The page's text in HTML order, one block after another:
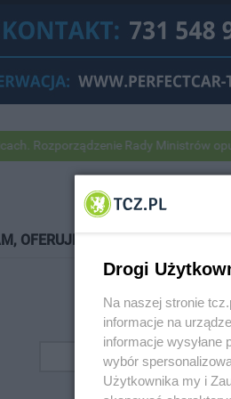
Rady Ministrów
OFERUJĘ"
Drogi
Na naszej stronie
informacje na
informacje wysyłane
wybór
Użytkownika my i